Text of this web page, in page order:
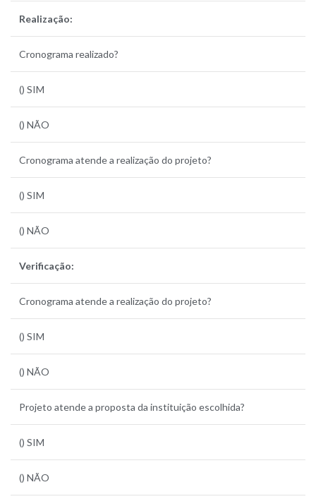
Realização:
Cronograma realizado?
() SIM
() NÃO
Cronograma atende a realização do projeto?
() SIM
() NÃO
Verificação:
Cronograma atende a realização do projeto?
() SIM
() NÃO
Projeto atende a proposta da instituição escolhida?
() SIM
() NÃO